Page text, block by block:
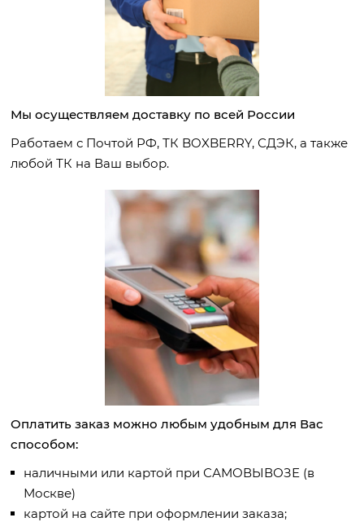
Мы осуществляем доставку по всей России
Работаем с Почтой РФ, ТК BOXBERRY, СДЭК, а также
любой ТК на Ваш выбор.
Оплатить заказ можно любым удобным для Вас
способом:
наличными или картой при САМОВЫВОЗЕ (в
Москве)
картой на сайте при оформлении заказа;